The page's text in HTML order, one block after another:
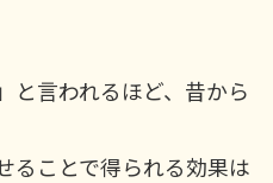
と言われるほど、昔から
ることで得られる効果は